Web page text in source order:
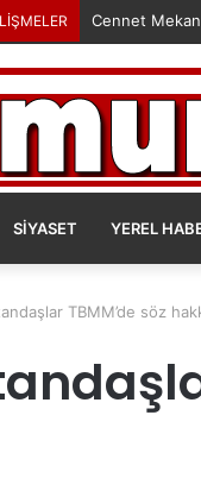
Cennet
SIYASET YEREL
TBMM’de söz